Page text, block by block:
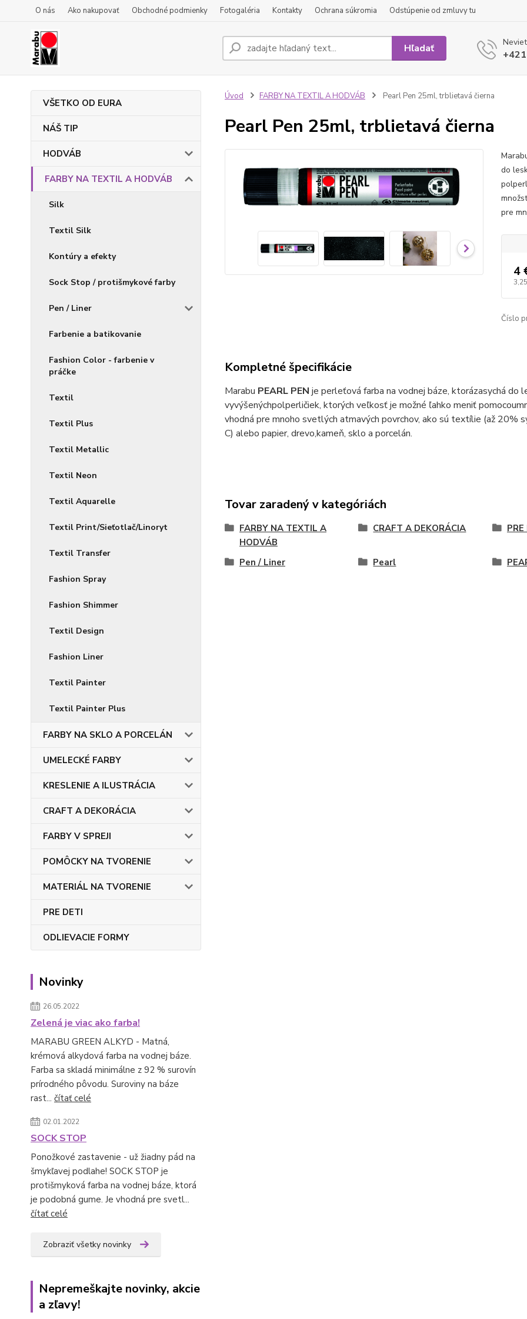
O nás Ako nakupovať Obchodné podmienky Fotogaléria Kontakty Ochrana súkromia Odstúpenie od zmluvy tu
Hľadať
VŠETKO OD EURA
NÁŠ TIP
HODVÁB
FARBY NA TEXTIL A HODVÁB
Silk
Textil Silk
Kontúry a efekty
Sock Stop / protišmykové farby
Pen / Liner
Farbenie a batikovanie
Fashion Color - farbenie v
práčke
Textil
Textil Plus
Textil Metallic
Textil Neon
Textil Aquarelle
Textil Print/Sieťotlač/Linoryt
Textil Transfer
Fashion Spray
Fashion Shimmer
Textil Design
Fashion Liner
Textil Painter
Textil Painter Plus
FARBY NA SKLO A PORCELÁN
UMELECKÉ FARBY
KRESLENIE A ILUSTRÁCIA
CRAFT A DEKORÁCIA
FARBY V SPREJI
POMÔCKY NA TVORENIE
MATERIÁL NA TVORENIE
PRE DETI
ODLIEVACIE FORMY
Novinky
26.05.2022
Zelená je viac ako farba!
MARABU GREEN ALKYD - Matná,
krémová alkydová farba na vodnej báze.
Farba sa skladá minimálne z 92 % surovín
prírodného pôvodu. Suroviny na báze
rast... čítať celé
02.01.2022
SOCK STOP
Ponožkové zastavenie - už žiadny pád na
šmykľavej podlahe! SOCK STOP je
protišmyková farba na vodnej báze, ktorá
je podobná gume. Je vhodná pre svetl...
čítať celé
Zobraziť všetky novinky
Nepremeškajte novinky, akcie
a zľavy!
Úvod FARBY NA TEXTIL A HODVÁB Pearl Pen 25ml, trblietavá čierna
Pearl Pen 25ml, trblietavá čierna
do
pre
4
Číslo
Kompletné špecifikácie
Marabu PEARL PEN je perleťová farba na vodnej báze, ktorázasychá do
vyvýšenýchpolperličiek, ktorých veľkosť je možné ľahko meniť pomocou
vhodná pre mnoho svetlých atmavých povrchov, ako sú textílie (až 20%
C) alebo papier, drevo,kameň, sklo a porcelán.
Tovar zaradený v kategóriách
FARBY NA TEXTIL A
HODVÁB
CRAFT A DEKORÁCIA
Pen / Liner Pearl